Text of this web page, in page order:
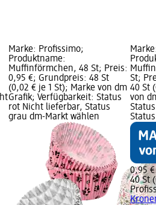
Marke: Profissimo;
Produktname:
Muffinförmchen, 48 St; Preis:
0,95 €; Grundpreis: 48 St
(0,02 € je 1 St); Marke von dm
Grafik; Verfügbarkeit: Status
rot Nicht lieferbar, Status
grau dm-Markt wählen
St;
40 St
von
0,95 €
40 St